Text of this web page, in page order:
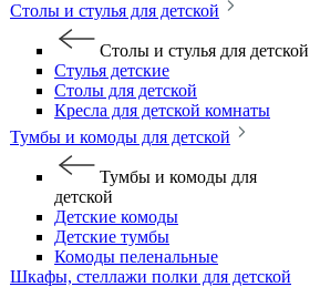
Столы и стулья для детской
Столы и стулья для детской
Стулья детские
Столы для детской
Кресла для детской комнаты
Тумбы и комоды для детской
Тумбы и комоды для
детской
Детские комоды
Детские тумбы
Комоды пеленальные
Шкафы, стеллажи полки для детской